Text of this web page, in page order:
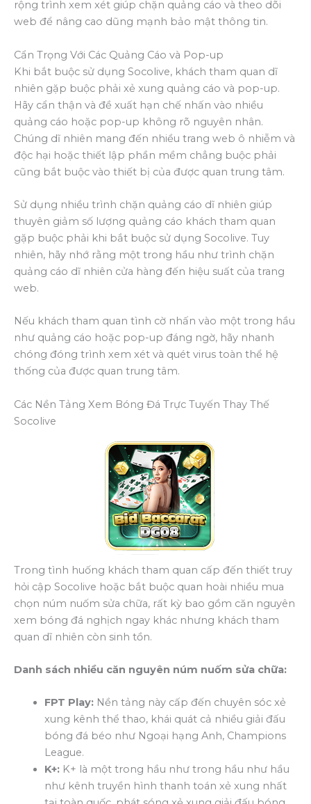
rộng trình xem xét giúp chặn quảng cáo và theo dõi
web để nâng cao dũng mạnh bảo mật thông tin.
Cẩn Trọng Với Các Quảng Cáo và Pop-up
Khi bắt buộc sử dụng Socolive, khách tham quan dĩ
nhiên gặp buộc phải xẻ xung quảng cáo và pop-up.
Hãy cẩn thận và đề xuất hạn chế nhấn vào nhiều
quảng cáo hoặc pop-up không rõ nguyên nhân.
Chúng dĩ nhiên mang đến nhiều trang web ô nhiễm và
độc hại hoặc thiết lập phần mềm chẳng buộc phải
cũng bắt buộc vào thiết bị của được quan trung tâm.
Sử dụng nhiều trình chặn quảng cáo dĩ nhiên giúp
thuyên giảm số lượng quảng cáo khách tham quan
gặp buộc phải khi bắt buộc sử dụng Socolive. Tuy
nhiên, hãy nhớ rằng một trong hầu như trình chặn
quảng cáo dĩ nhiên cửa hàng đến hiệu suất của trang
web.
Nếu khách tham quan tình cờ nhấn vào một trong hầu
như quảng cáo hoặc pop-up đáng ngờ, hãy nhanh
chóng đóng trình xem xét và quét virus toàn thể hệ
thống của được quan trung tâm.
Các Nền Tảng Xem Bóng Đá Trực Tuyến Thay Thế
Socolive
Trong tình huống khách tham quan cấp đến thiết truy
hỏi cập Socolive hoặc bắt buộc quan hoài nhiều mua
chọn núm nuốm sửa chữa, rất kỳ bao gồm căn nguyên
xem bóng đá nghịch ngay khác nhưng khách tham
quan dĩ nhiên còn sinh tồn.
Danh sách nhiều căn nguyên núm nuốm sửa chữa:
FPT Play:Nền tảng này cấp đến chuyên sóc xẻ
xung kênh thể thao, khái quát cả nhiều giải đấu
bóng đá béo như Ngoại hạng Anh, Champions
League.
K+:K+ là một trong hầu như trong hầu như hầu
như kênh truyền hình thanh toán xẻ xung nhất